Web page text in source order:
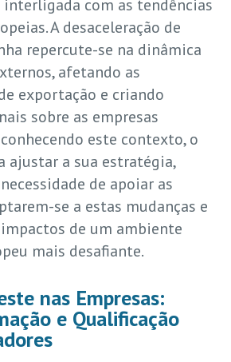
com as tendências
A desaceleração de
repercute-se na dinâmica
afetando as
exportação e criando
sobre as empresas
este contexto, o
ajustar a sua estratégia,
de apoiar as
se a estas mudanças e
de um ambiente
mais desafiante.
nas Empresas:
e Qualificação